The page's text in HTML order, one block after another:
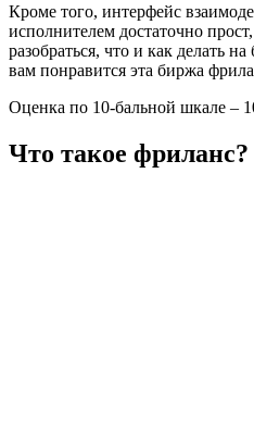
Кроме того, интерфейс
исполнителем достаточно
разобраться, что и как делать
вам понравится эта биржа
Оценка по 10-бальной шкале –
Что такое фриланс?